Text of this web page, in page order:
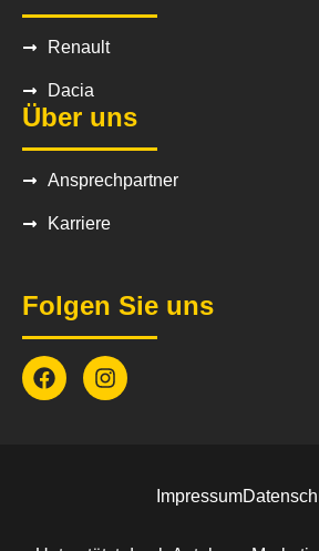
Renault
Dacia
Über uns
Ansprechpartner
Karriere
Folgen Sie uns
Impressum